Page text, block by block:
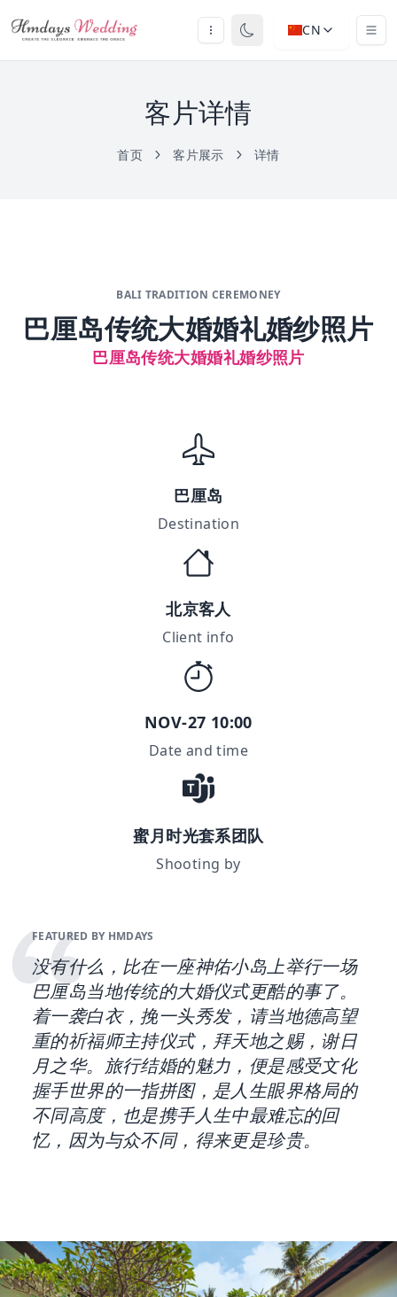
CN
客片详情
首页 客片展示 详情
BALI TRADITION CEREMONEY
巴厘岛传统大婚婚礼婚纱照片
巴厘岛传统大婚婚礼婚纱照片
巴厘岛
Destination
北京客人
Client info
NOV-27 10:00
Date and time
蜜月时光套系团队
Shooting by
FEATURED BY HMDAYS
没有什么，比在一座神佑小岛上举行一场
巴厘岛当地传统的大婚仪式更酷的事了。
着一袭白衣，挽一头秀发，请当地德高望
重的祈福师主持仪式，拜天地之赐，谢日
月之华。旅行结婚的魅力，便是感受文化
握手世界的一指拼图，是人生眼界格局的
不同高度，也是携手人生中最难忘的回
忆，因为与众不同，得来更是珍贵。